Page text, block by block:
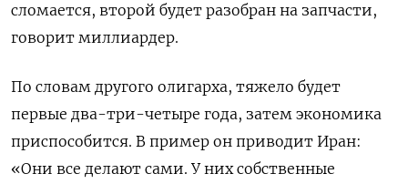
сломается, второй будет разобран на запчасти,
говорит миллиардер.
По словам другого олигарха, тяжело будет
первые два-три-четыре года, затем экономика
приспособится. В пример он приводит Иран:
«Они все делают сами. У них собственные